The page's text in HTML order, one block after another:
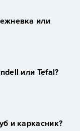
или
или Tefal?
и каркасник?